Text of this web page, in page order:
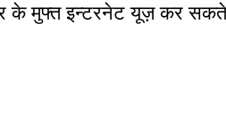
के मुफ्त इन्टरनेट यूज़ कर